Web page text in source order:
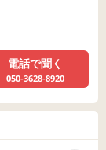
電話で聞く
050-3628-8920